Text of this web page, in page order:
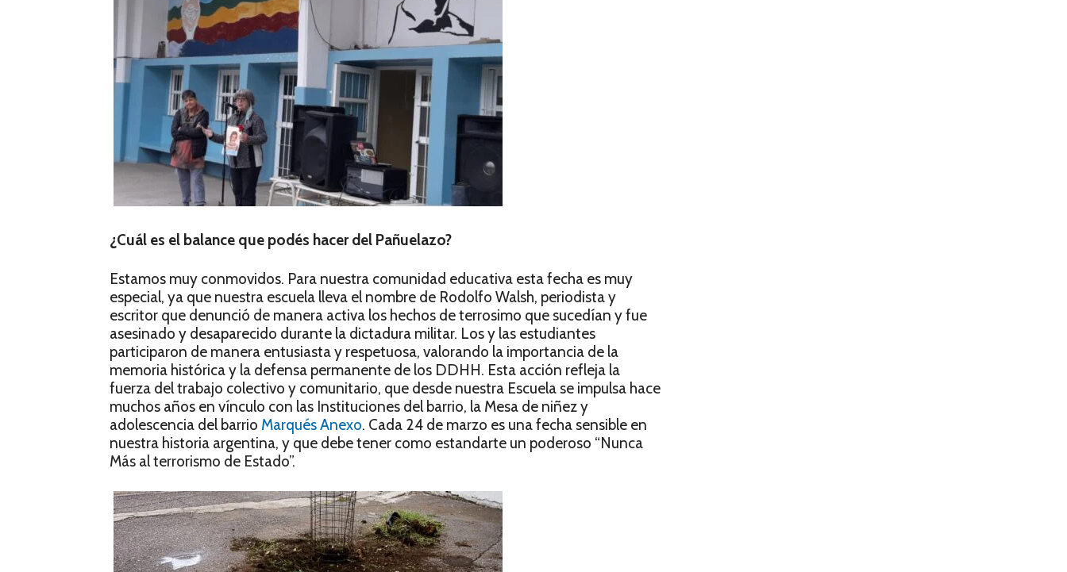
¿Cuál es el balance que podés hacer del Pañuelazo?
Estamos muy conmovidos. Para nuestra comunidad educativa esta fecha es muy
especial, ya que nuestra escuela lleva el nombre de Rodolfo Walsh, periodista y
escritor que denunció de manera activa los hechos de terrosimo que sucedían y fue
asesinado y desaparecido durante la dictadura militar. Los y las estudiantes
participaron de manera entusiasta y respetuosa, valorando la importancia de la
memoria histórica y la defensa permanente de los DDHH. Esta acción refleja la
fuerza del trabajo colectivo y comunitario, que desde nuestra Escuela se impulsa hace
muchos años en vínculo con las Instituciones del barrio, la Mesa de niñez y
adolescencia del barrio Marqués Anexo. Cada 24 de marzo es una fecha sensible en
nuestra historia argentina, y que debe tener como estandarte un poderoso “Nunca
Más al terrorismo de Estado”.